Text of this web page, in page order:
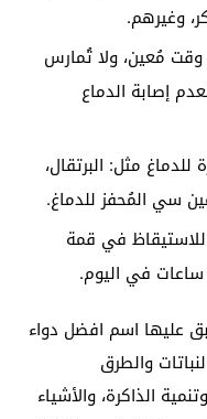
وغيرهم.
مُعين، ولا تُمارس
إصابة الدماع
مثل: البرتقال،
سي المُحفز للدماغ.
في قمة
10 عقاقير ينطبق عليها اسم افضل دواء
والطرق
الذاكرة، والأشياء